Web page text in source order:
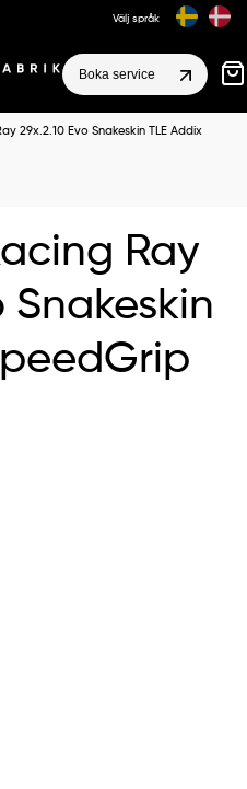
Välj språk
Boka service
29x.2.10 Evo Snakeskin TLE Addix
Ray
Snakeskin